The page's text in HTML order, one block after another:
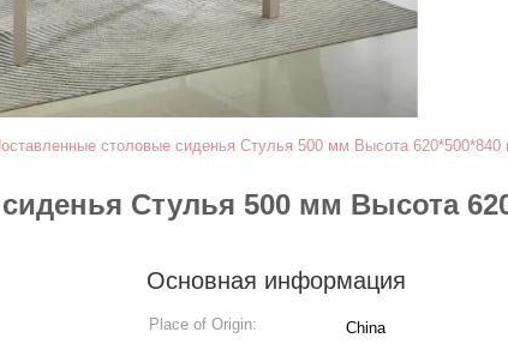
столовые сиденья Стулья 500 мм Высота 620*500*840
Стулья 500 мм Высота
Основная информация
Place of Origin: China